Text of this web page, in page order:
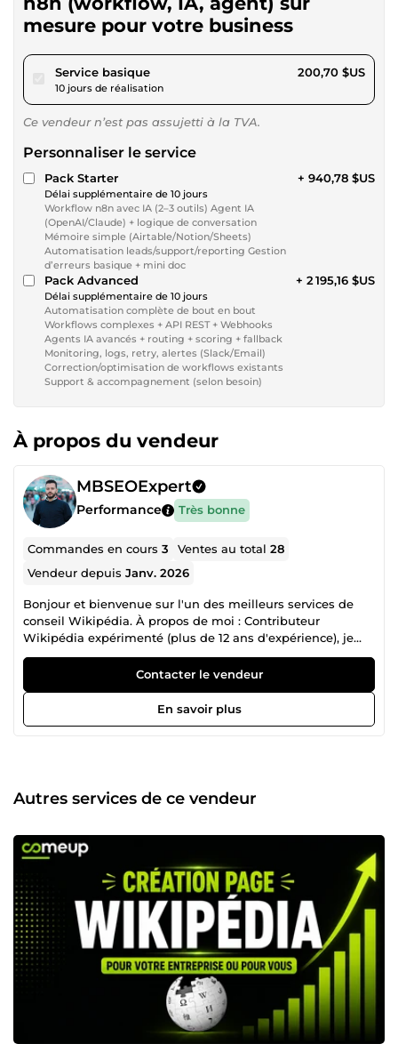
mesure pour votre business
Service basiquepour 184,98 $US
10 jours de réalisation
200,70 $US
Ce vendeur n’est pas assujetti à la TVA.
Personnaliser le service
Pack Starter
Délai supplémentaire de 10 jours
Workflow n8n avec IA (2–3 outils) Agent IA
(OpenAI/Claude) + logique de conversation
Mémoire simple (Airtable/Notion/Sheets)
Automatisation leads/support/reporting Gestion
d’erreurs basique + mini doc
+ 940,78 $US
Pack Advanced
Délai supplémentaire de 10 jours
Automatisation complète de bout en bout
Workflows complexes + API REST + Webhooks
Agents IA avancés + routing + scoring + fallback
Monitoring, logs, retry, alertes (Slack/Email)
Correction/optimisation de workflows existants
Support & accompagnement (selon besoin)
+ 2 195,16 $US
À propos du vendeur
MBSEOExpert
Performance Très bonne
Commandes en cours3 Ventes au total28
Vendeur depuisJanv. 2026
Bonjour et bienvenue sur l'un des meilleurs services de
conseil Wikipédia. À propos de moi : Contributeur
Wikipédia expérimenté (plus de 12 ans d'expérience), je
propose des services de conseil en freelance. Mes services :
Presque tous types de tâches Wikipédia, notamment :
Création de nouvelles pages Wikipédia Modification/Mise
à jour de pages existantes Modification des infoboxes et
insertion/mise à jour d'images Correction des problèmes
Contacter le vendeur
En savoir plus
Autres services de ce vendeur